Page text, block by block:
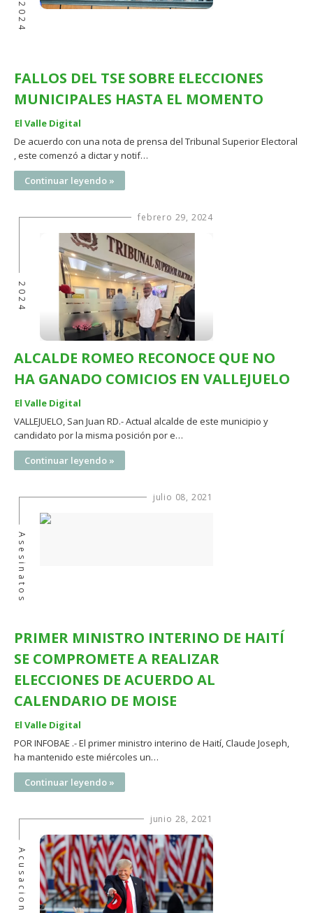
2024
FALLOS DEL TSE SOBRE ELECCIONES
MUNICIPALES HASTA EL MOMENTO
El Valle Digital
De acuerdo con una nota de prensa del Tribunal Superior Electoral
, este comenzó a dictar y notif…
Continuar leyendo »
febrero 29, 2024
2024
ALCALDE ROMEO RECONOCE QUE NO
HA GANADO COMICIOS EN VALLEJUELO
El Valle Digital
VALLEJUELO, San Juan RD.- Actual alcalde de este municipio y
candidato por la misma posición por e…
Continuar leyendo »
julio 08, 2021
Asesinatos
PRIMER MINISTRO INTERINO DE HAITÍ
SE COMPROMETE A REALIZAR
ELECCIONES DE ACUERDO AL
CALENDARIO DE MOISE
El Valle Digital
POR INFOBAE .- El primer ministro interino de Haití, Claude Joseph,
ha mantenido este miércoles un…
Continuar leyendo »
junio 28, 2021
Acusaciones